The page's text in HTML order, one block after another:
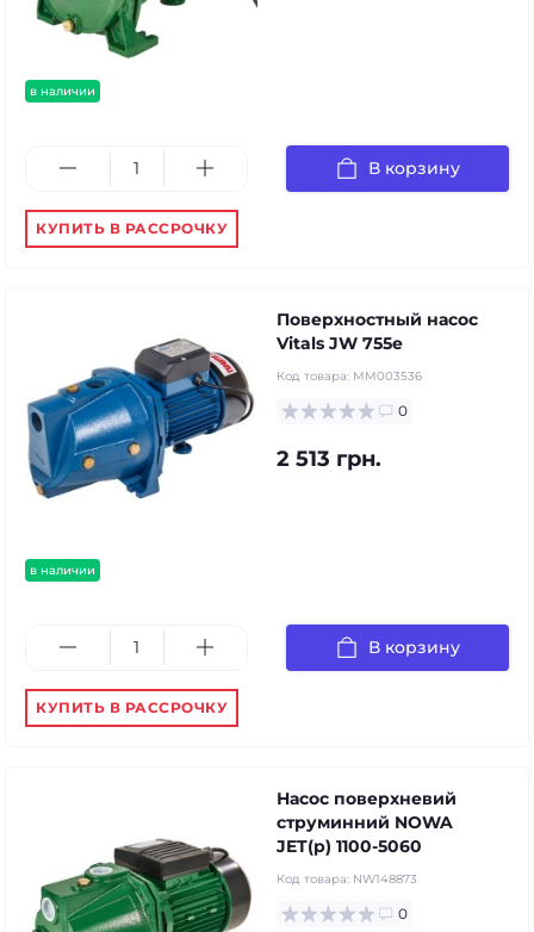
в наличии
В корзину
КУПИТЬ В РАССРОЧКУ
в наличии
Поверхностный насос
Vitals JW 755e
Код товара: MM003536
0
2 513 грн.
В корзину
КУПИТЬ В РАССРОЧКУ
Насос поверхневий
струминний NOWA
JET(p) 1100-5060
Код товара: NW148873
0